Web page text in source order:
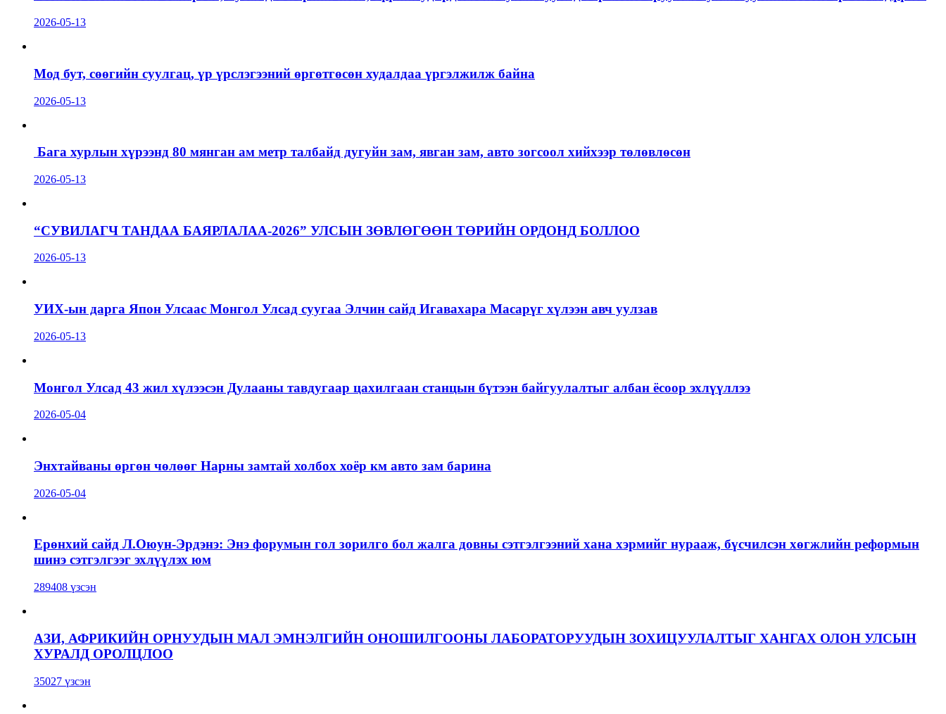
2026-05-13
Мод бут, сөөгийн суулгац, үр үрслэгээний өргөтгөсөн худалдаа үргэлжилж байна
2026-05-13
Бага хурлын хүрээнд 80 мянган ам метр талбайд дугуйн зам, явган зам, авто зогсоол хийхээр төлөвлөсөн
2026-05-13
“СУВИЛАГЧ ТАНДАА БАЯРЛАЛАА-2026” УЛСЫН ЗӨВЛӨГӨӨН ТӨРИЙН ОРДОНД БОЛЛОО
2026-05-13
УИХ-ын дарга Япон Улсаас Монгол Улсад суугаа Элчин сайд Игавахара Масарүг хүлээн авч уулзав
2026-05-13
Монгол Улсад 43 жил хүлээсэн Дулааны тавдугаар цахилгаан станцын бүтээн байгуулалтыг албан ёсоор эхлүүллээ
2026-05-04
Энхтайваны өргөн чөлөөг Нарны замтай холбох хоёр км авто зам барина
2026-05-04
Ерөнхий сайд Л.Оюун-Эрдэнэ: Энэ форумын гол зорилго бол жалга довны сэтгэлгээний хана хэрмийг нурааж, бүсчилсэн хөгжлийн реформын
шинэ сэтгэлгээг эхлүүлэх юм
289408 үзсэн
АЗИ, АФРИКИЙН ОРНУУДЫН МАЛ ЭМНЭЛГИЙН ОНОШИЛГООНЫ ЛАБОРАТОРУУДЫН ЗОХИЦУУЛАЛТЫГ ХАНГАХ ОЛОН УЛСЫН
ХУРАЛД ОРОЛЦЛОО
35027 үзсэн